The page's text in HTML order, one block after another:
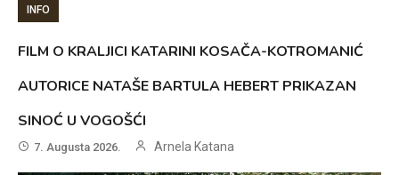
INFO
FILM O KRALJICI KATARINI KOSAČA-KOTROMANIĆ
AUTORICE NATAŠE BARTULA HEBERT PRIKAZAN
SINOĆ U VOGOŠĆI
7. Augusta 2026. Arnela Katana